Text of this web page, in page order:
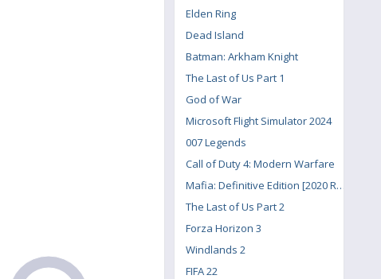
Elden Ring
Dead Island
Batman: Arkham Knight
The Last of Us Part 1
God of War
Microsoft Flight Simulator 2024
007 Legends
Call of Duty 4: Modern Warfare
Mafia: Definitive Edition [2020 Remake]
The Last of Us Part 2
Forza Horizon 3
Windlands 2
FIFA 22